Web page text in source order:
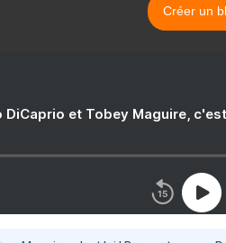
Créer un
DiCaprio et Tobey Maguire,